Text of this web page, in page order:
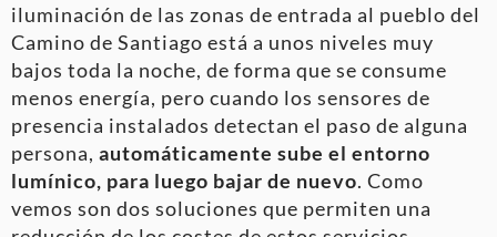
iluminación de las zonas de entrada al pueblo del
Camino de Santiago está a unos niveles muy
bajos toda la noche, de forma que se consume
menos energía, pero cuando los sensores de
presencia instalados detectan el paso de alguna
persona, automáticamente sube el entorno
lumínico, para luego bajar de nuevo. Como
vemos son dos soluciones que permiten una